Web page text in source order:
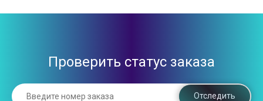
Проверить статус заказа
Отследить